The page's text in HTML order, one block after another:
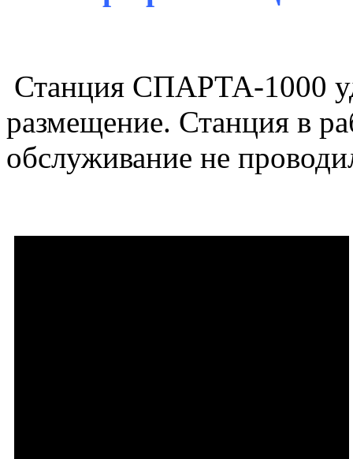
Станция СПАРТА-1000
размещение. Станция в
обслуживание не